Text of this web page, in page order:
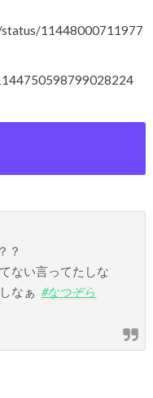
11448000711977
？
ない言ってたしな
なぁ #なつぞら